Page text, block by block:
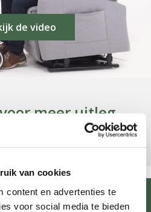
van cookies
content en advertenties te
voor social media te bieden
meer uitleg
de video
/ België